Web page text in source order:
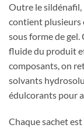
Outre le
contient plusieurs
sous forme de
fluide du produit
composants, on
solvants
édulcorants pour
Chaque sachet